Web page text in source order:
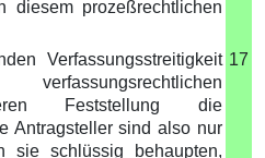
prozeßrechtlichen
Verfassungsstreitigkeit
Feststellung die
Antragsteller sind also nur
sie schlüssig behaupten,
17